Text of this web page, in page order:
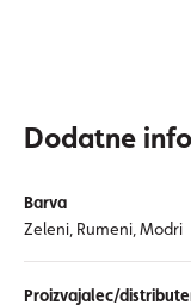
Dodatne
Barva
Zeleni, Rumeni, Modri
Proizvajalec/